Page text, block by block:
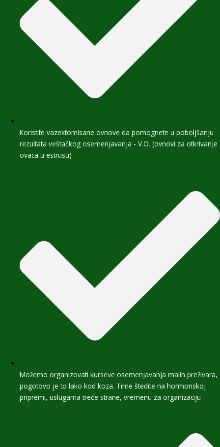
Koristite vazektomisane ovnove da pomognete u poboljšanju
rezultata veštačkog osemenjavanja - V.O. (ovnovi za otkrivanje
ovaca u estrusu)
Možemo organizovati kurseve osemenjavanja malih preživara,
pogotovo je to lako kod koza. Time štedite na hormonskoj
pripremi, uslugama treće strane, vremenu za organizaciju